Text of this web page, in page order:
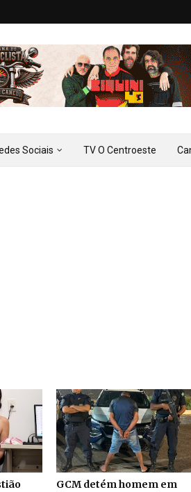
Sociais TV O Centroeste
GCM detém homem em